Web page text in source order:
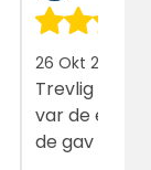
26 Okt 2025
Trevlig
var de enda
de gav oss